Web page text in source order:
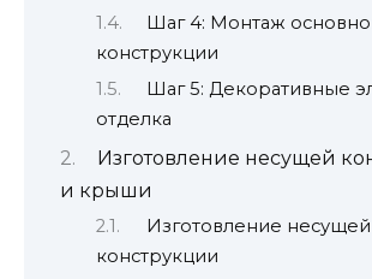
Шаг 4: Монтаж
конструкции
Шаг 5: Декоративные
отделка
Изготовление несущей
и крыши
Изготовление несущей
конструкции